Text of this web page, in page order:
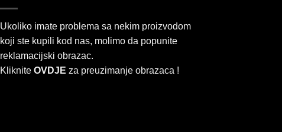
Ukoliko imate problema sa nekim proizvodom
koji ste kupili kod nas, molimo da popunite
reklamacijski obrazac.
Kliknite OVDJE za preuzimanje obrazaca !